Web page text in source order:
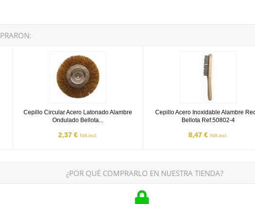
Cepillo Circular Acero Latonado Alambre
Ondulado Bellota...
2,37 € IVA incl.
Cepillo Acero Inoxidable Alambre
Bellota Ref.50802-4
8,47 € IVA incl.
¿POR QUÉ COMPRARLO EN NUESTRA TIENDA?